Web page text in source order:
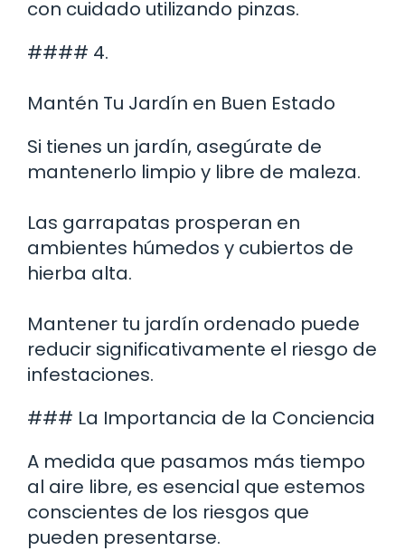
con cuidado utilizando pinzas.
#### 4.
Mantén Tu Jardín en Buen Estado
Si tienes un jardín, asegúrate de
mantenerlo limpio y libre de maleza.
Las garrapatas prosperan en
ambientes húmedos y cubiertos de
hierba alta.
Mantener tu jardín ordenado puede
reducir significativamente el riesgo de
infestaciones.
### La Importancia de la Conciencia
A medida que pasamos más tiempo
al aire libre, es esencial que estemos
conscientes de los riesgos que
pueden presentarse.